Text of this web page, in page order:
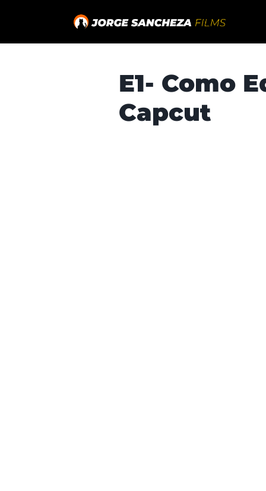
E1- Como
Capcut